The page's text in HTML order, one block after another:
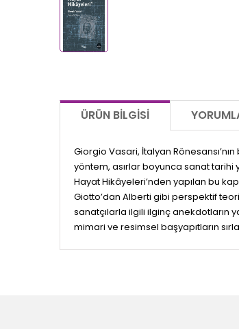
ÜRÜN BILGISI
Giorgio Vasari, İtalyan
yöntem, asırlar boyunca sanat tarihi
Hayat Hikâyeleri’nden yapılan bu
Giotto’dan Alberti gibi perspektif
sanatçılarla ilgili ilginç anekdotların
mimari ve resimsel başyapıtların